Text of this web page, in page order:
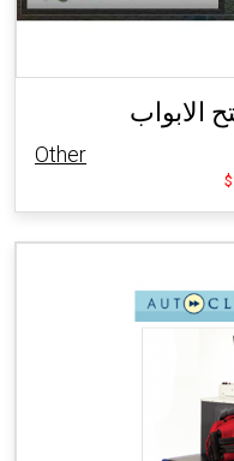
الابواب
Other